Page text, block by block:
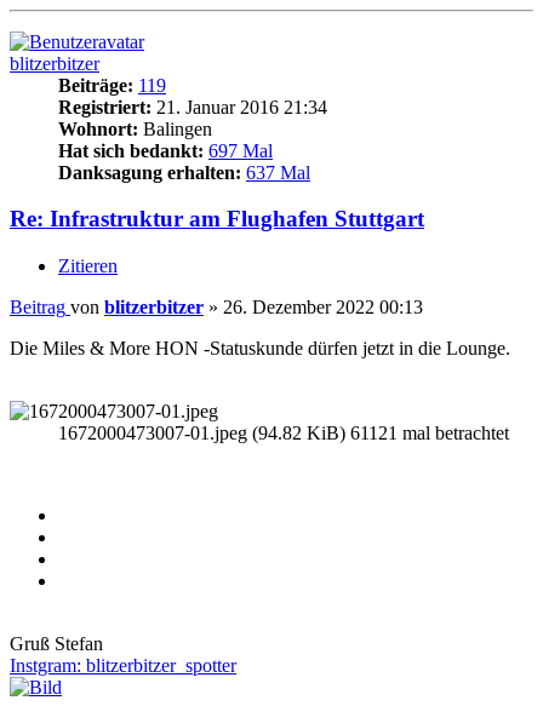
blitzerbitzer
Beiträge: 119
Registriert: 21. Januar 2016 21:34
Wohnort: Balingen
Hat sich bedankt: 697 Mal
Danksagung erhalten: 637 Mal
Re: Infrastruktur am Flughafen Stuttgart
Zitieren
Beitrag von blitzerbitzer » 26. Dezember 2022 00:13
Die Miles & More HON -Statuskunde dürfen jetzt in die Lounge.
1672000473007-01.jpeg (94.82 KiB) 61121 mal betrachtet
Gruß Stefan
Instgram: blitzerbitzer_spotter